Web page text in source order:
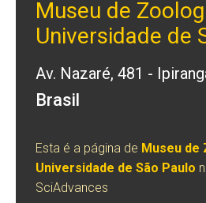
Museu de
Universidade de
Av. Nazaré, 481 -
Brasil
Esta é a página de Museu de
Universidade de São Paulo
SciAdvances